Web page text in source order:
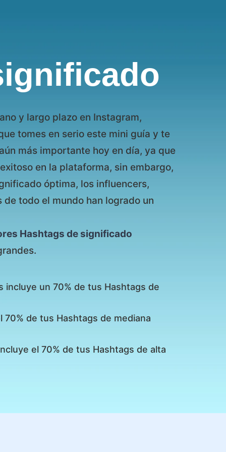
y largo plazo en Instagram,
tomes en serio este mini guía y te
más importante hoy en día, ya que
en la plataforma, sin embargo,
óptima, los influencers,
todo el mundo han logrado un
Hashtags de significado
incluye un 70% de tus Hashtags de
de tus Hashtags de mediana
el 70% de tus Hashtags de alta